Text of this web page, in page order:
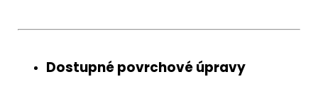
Dostupné povrchové úpravy